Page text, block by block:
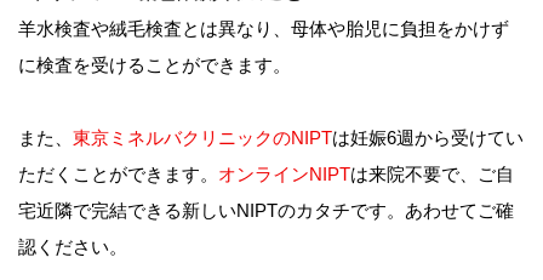
羊水検査や絨毛検査とは異なり、母体や胎児に負担をかけず
に検査を受けることができます。
また、 東京ミネルバクリニックのNIPTは妊娠6週から受けてい
ただくことができます。 オンラインNIPTは来院不要で、ご自
宅近隣で完結できる新しいNIPTのカタチです。あわせてご確
認ください。